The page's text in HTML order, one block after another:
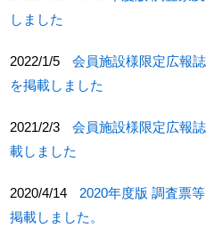
しました
2022/1/5
会員施設様限定広報
を掲載しました
2021/2/3
会員施設様限定広報
載しました
2020/4/14
2020年度版 調査票
掲載しました。